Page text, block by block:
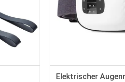
Elektrischer